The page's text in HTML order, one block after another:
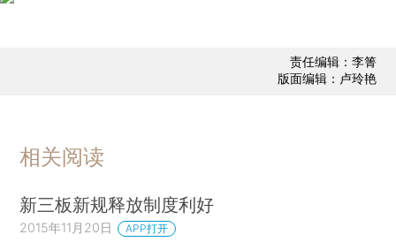
责任编辑：李箐
版面编辑：卢玲艳
相关阅读
新三板新规释放制度利好
2015年11月20日 APP打开